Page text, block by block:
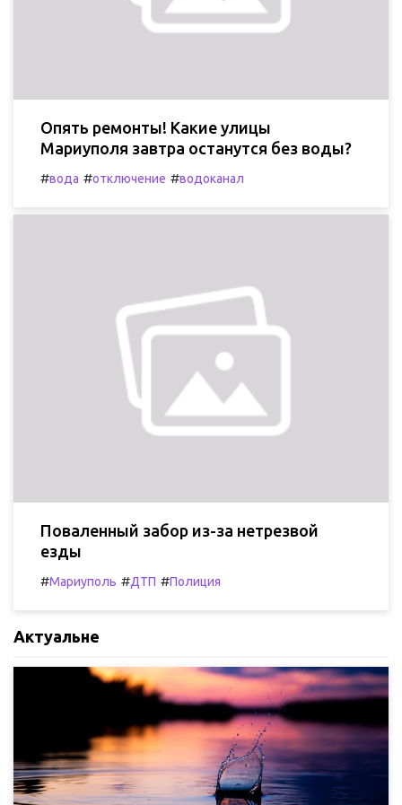
Опять ремонты! Какие улицы
Мариуполя завтра останутся без воды?
#вода #отключение #водоканал
Поваленный забор из-за нетрезвой
езды
#Мариуполь #ДТП #Полиция
Актуальне